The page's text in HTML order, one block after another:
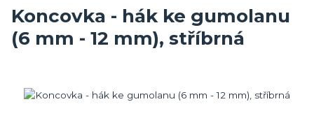
Koncovka - hák ke gumolanu
(6 mm - 12 mm), stříbrná